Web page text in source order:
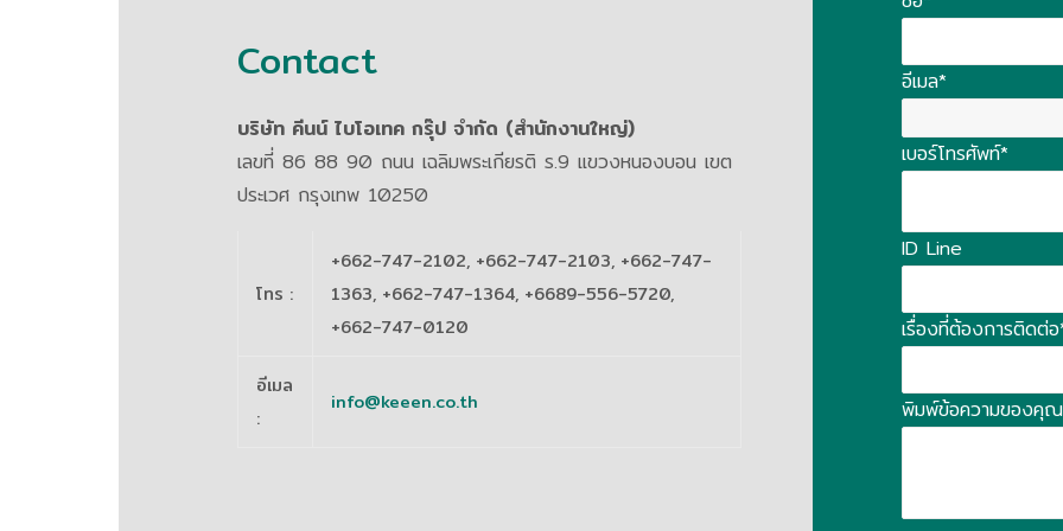
Contact
บริษัท คีนน์ ไบโอเทค กรุ๊ป จำกัด (สำนักงานใหญ่)
เลขที่ 86 88 90 ถนน เฉลิมพระเกียรติ ร.9 แขวงหนองบอน เขต
ประเวศ กรุงเทพ 10250
โทร :
+662-747-2102, +662-747-2103, +662-747-
1363, +662-747-1364, +6689-556-5720,
+662-747-0120
อีเมล
:
info@keeen.co.th
อีเมล*
เบอร์โทรศัพท์*
ID Line
เรื่องที่ต้องการติดต่
พิมพ์ข้อความของคุ